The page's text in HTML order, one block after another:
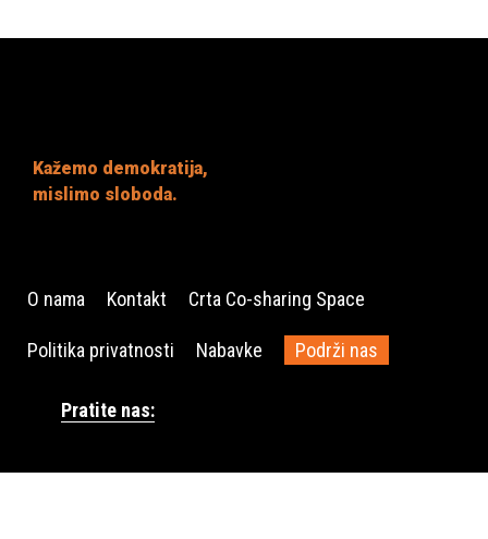
Kažemo demokratija,
mislimo sloboda.
O nama Kontakt Crta Co-sharing Space
Politika privatnosti Nabavke Podrži nas
Pratite nas: